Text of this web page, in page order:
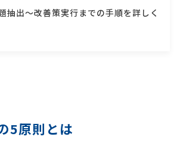
抽出～改善策実行までの手順を詳しく
5原則とは